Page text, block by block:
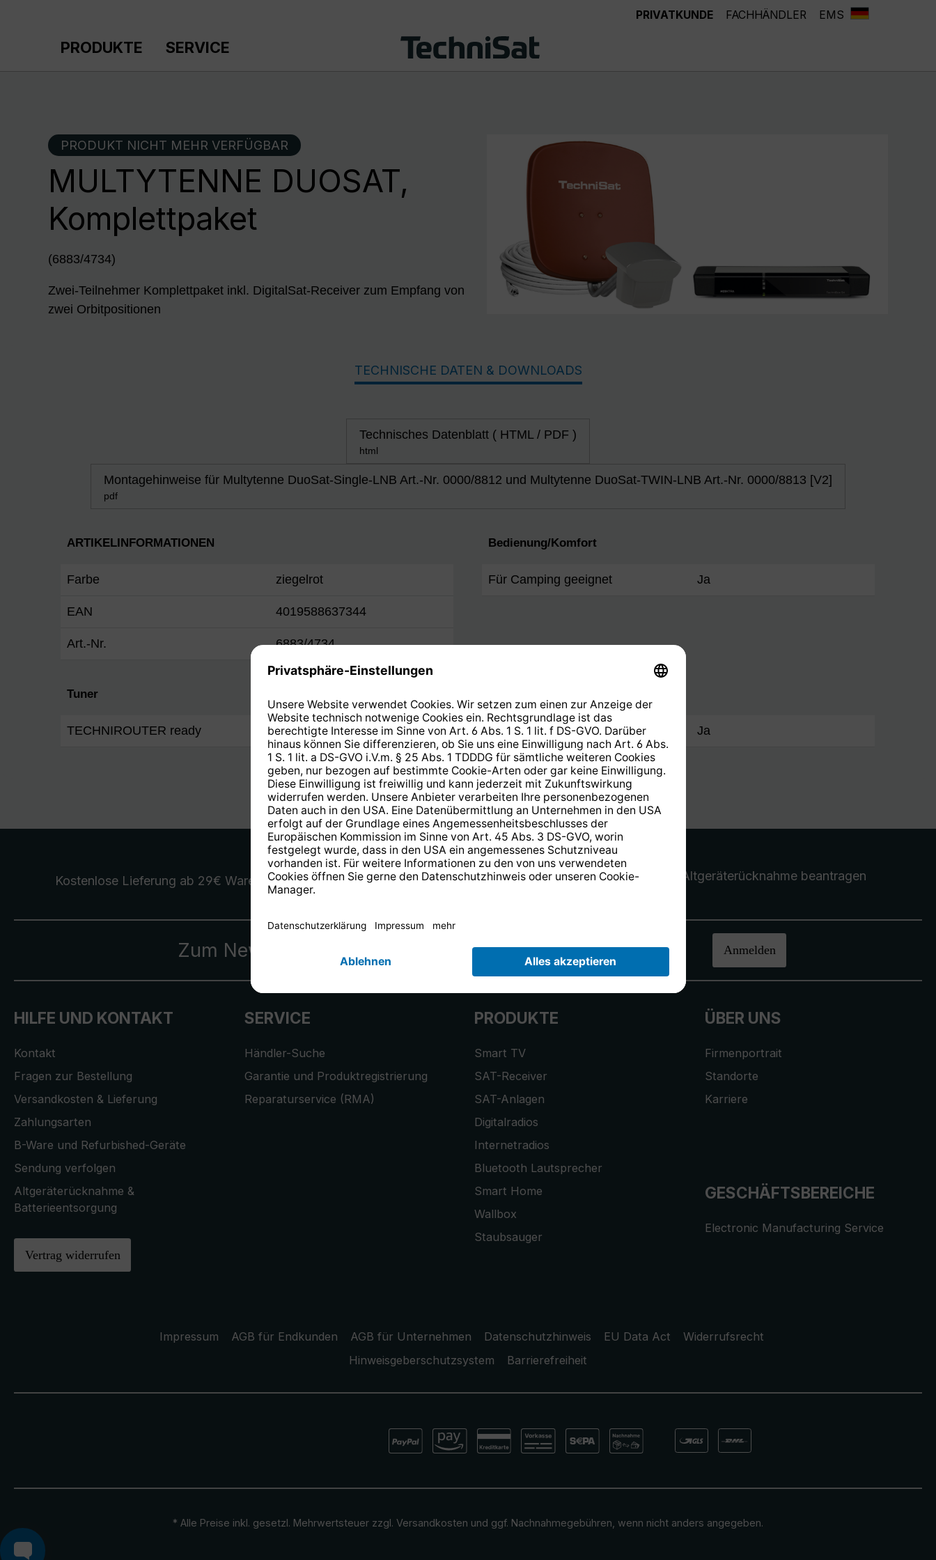
PRIVATKUNDE FACHHÄNDLER EMS
PRODUKTE SERVICE
PRODUKT NICHT MEHR VERFÜGBAR
MULTYTENNE DUOSAT,
Komplettpaket
(6883/4734)
Zwei-Teilnehmer Komplettpaket inkl. DigitalSat-Receiver zum Empfang von
zwei Orbitpositionen
TECHNISCHE DATEN & DOWNLOADS
Technisches Datenblatt ( HTML / PDF )
html
Montagehinweise für Multytenne DuoSat-Single-LNB Art.-Nr. 0000/8812 und Multytenne DuoSat-TWIN-LNB Art.-Nr. 0000/8813 [V2]
pdf
ARTIKELINFORMATIONEN
Farbe ziegelrot
EAN 4019588637344
Art.-Nr. 6883/4734
Bedienung/Komfort
Für Camping geeignet Ja
Tuner
TECHNIROUTER ready Ja AUTOINSTALL Ja
Kostenlose Lieferung ab 29€ Warenwert 14 Tage kostenloseRücksendung. Altgeräterücknahme beantragen
Zum Newsletter anmelden und 10,-€ Gutscheinerhalten. Anmelden
HILFE UND KONTAKT
Kontakt
Fragen zur Bestellung
Versandkosten & Lieferung
Zahlungsarten
B-Ware und Refurbished-Geräte
Sendung verfolgen
Altgeräterücknahme &
Batterieentsorgung
Vertrag widerrufen
SERVICE
Händler-Suche
Garantie und Produktregistrierung
Reparaturservice (RMA)
PRODUKTE
Smart TV
SAT-Receiver
SAT-Anlagen
Digitalradios
Internetradios
Bluetooth Lautsprecher
Smart Home
Wallbox
Staubsauger
ÜBER UNS
Firmenportrait
Standorte
Karriere
GESCHÄFTSBEREICHE
Electronic Manufacturing Service
Impressum AGB für Endkunden AGB für Unternehmen Datenschutzhinweis EU Data Act
Widerrufsrecht
Hinweisgeberschutzsystem
Barrierefreiheit
* Alle Preise inkl. gesetzl. Mehrwertsteuer zzgl. Versandkosten und ggf. Nachnahmegebühren, wenn nicht anders angegeben.